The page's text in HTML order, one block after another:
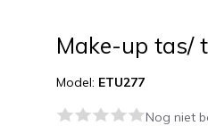
Make-up tas/
Model: ETU277
Nog niet